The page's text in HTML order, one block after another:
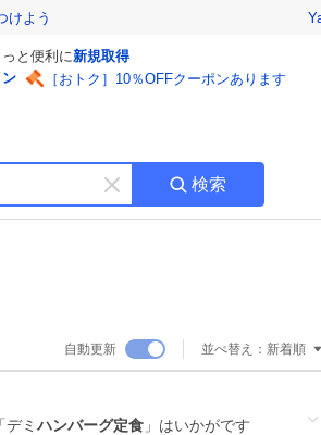
けよう
っと便利に新規取得
ン
［おトク］10％OFFクーポンあります
キ
ー
す
検索
自動更新 並べ替え： 新着順
ミ ハンバーグ定食 」はいかがです